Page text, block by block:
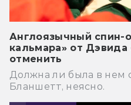
Англоязычный спин-
кальмара» от
отменить
Должна ли была в нем
Бланшетт, неясно.